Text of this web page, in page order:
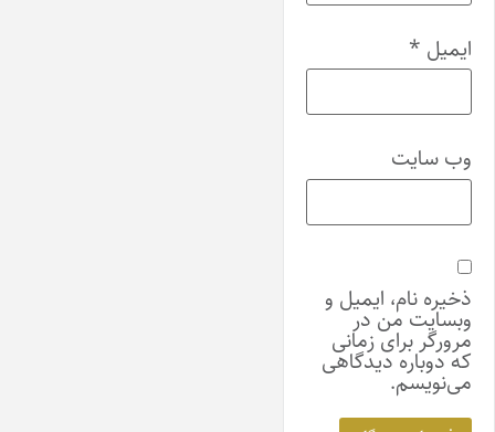
ایمیل *
وب‌ سایت
ذخیره نام، ایمیل و
وبسایت من در
مرورگر برای زمانی
که دوباره دیدگاهی
می‌نویسم.